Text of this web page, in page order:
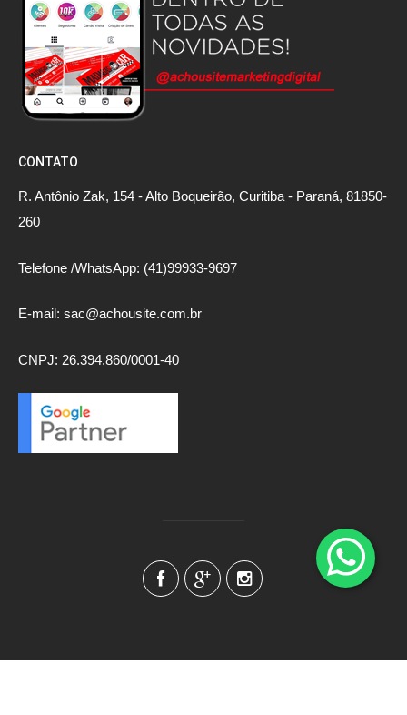
CONTATO
R. Antônio Zak, 154 - Alto Boqueirão, Curitiba - Paraná, 81850-
260
Telefone /WhatsApp: (41)99933-9697
E-mail: sac@achousite.com.br
CNPJ: 26.394.860/0001-40